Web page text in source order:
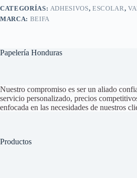
CATEGORÍAS: ADHESIVOS, ESCOLAR,
MARCA: BEIFA
Papelería Honduras
Nuestro compromiso es ser un aliado
servicio personalizado, precios
enfocada en las necesidades de nuestros
Productos